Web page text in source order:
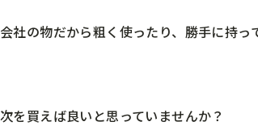
会社の物だから粗く使ったり、勝手に持っ
次を買えば良いと思っていませんか？